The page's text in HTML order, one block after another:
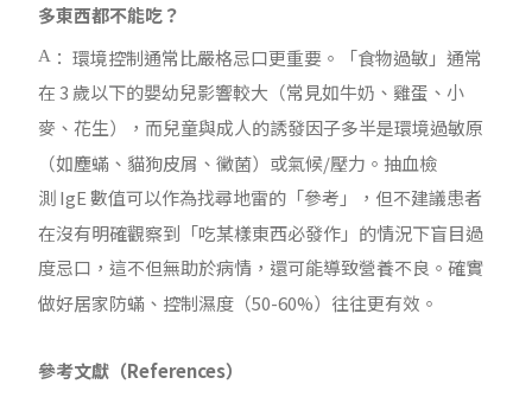
多東西都不能吃？
A ： 環境控制通常比嚴格忌口更重要。「食物過敏」通常
在3 歲以下的嬰幼兒影響較大（常見如牛奶、雞蛋、小
麥、花生），而兒童與成人的誘發因子多半是環境過敏原
（如塵蟎、貓狗皮屑、黴菌）或氣候/壓力。抽血檢
測IgE數值可以作為找尋地雷的「參考」，但不建議患者
在沒有明確觀察到「吃某樣東西必發作」的情況下盲目過
度忌口，這不但無助於病情，還可能導致營養不良。確實
做好居家防蟎、控制濕度（50-60%）往往更有效。
參考文獻（References）